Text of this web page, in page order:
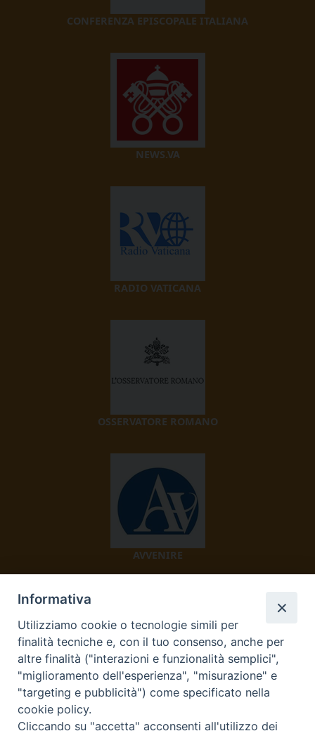
CONFERENZA EPISCOPALE ITALIANA
NEWS.VA
RADIO VATICANA
OSSERVATORE ROMANO
AVVENIRE
TV 2000
Informativa
Utilizziamo cookie o tecnologie simili per
finalità tecniche e, con il tuo consenso, anche per
altre finalità ("interazioni e funzionalità semplici",
"miglioramento dell'esperienza", "misurazione" e
"targeting e pubblicità") come specificato nella
cookie policy.
Cliccando su "accetta" acconsenti all'utilizzo dei